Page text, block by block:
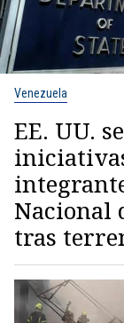
Venezuela
EE. UU.
Nacional
tras